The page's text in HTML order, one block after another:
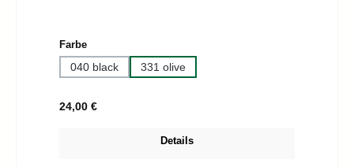
Farbeauswählen
040 black 331 olive
Regulärer Preis:
24,00 €
Details